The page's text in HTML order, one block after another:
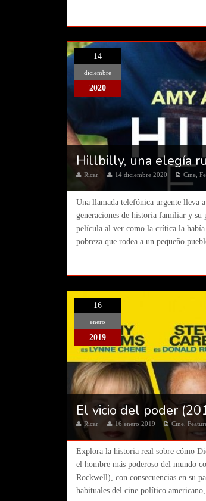
14
diciembre
2020
Hillbilly, una elegía
Ricar 14 diciembre 2020 Cine ,
Una llamada telefónica urgente lleva
generaciones de historia familiar y
película al ver como la crítica la
pobreza que rodea a un pequeño
16
enero
2019
El vicio del poder
Ricar 16 enero 2019 Cine ,
Explora la historia real sobre cómo
el hombre más poderoso del mundo
Rockwell), con consecuencias en su
habituales del cine político